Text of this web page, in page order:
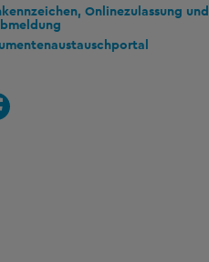
Onlinezulassung und